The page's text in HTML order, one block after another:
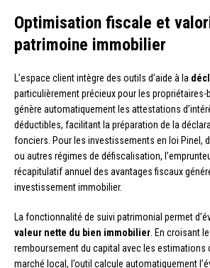
Optimisation fiscale et
patrimoine immobilier
L’espace client intègre des outils d’aide à la
particulièrement précieux pour les propriétaires-
génère automatiquement les attestations
déductibles, facilitant la préparation de la
fonciers. Pour les investissements en loi Pinel,
ou autres régimes de défiscalisation,
récapitulatif annuel des avantages fiscaux
investissement immobilier.
La fonctionnalité de suivi patrimonial permet
valeur nette du bien immobilier . En croisant
remboursement du capital avec les estimations
marché local, l’outil calcule automatiquement